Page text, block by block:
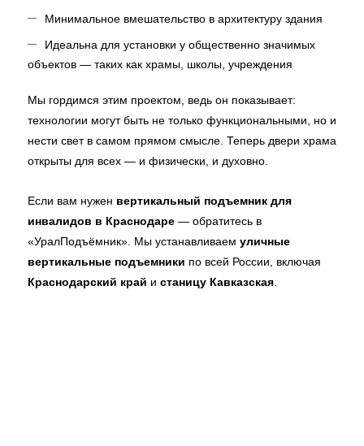
Минимальное вмешательство в архитектуру здания
Идеальна для установки у общественно значимых
объектов — таких как храмы, школы, учреждения
Мы гордимся этим проектом, ведь он показывает:
технологии могут быть не только функциональными, но и
нести свет в самом прямом смысле. Теперь двери храма
открыты для всех — и физически, и духовно.
Если вам нужен вертикальный подъемник для
инвалидов в Краснодаре — обратитесь в
«УралПодъёмник». Мы устанавливаем уличные
вертикальные подъемники по всей России, включая
Краснодарский край и станицу Кавказская.